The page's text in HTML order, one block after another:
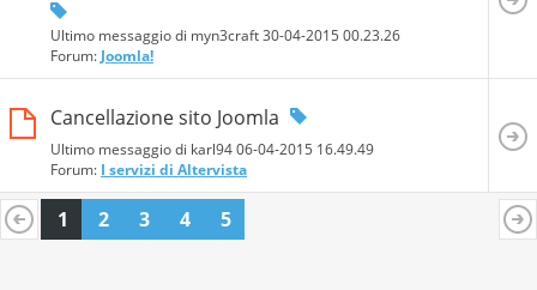
Ultimo messaggio di myn3craft 30-04-2015 00.23.26
Forum: Joomla!
Cancellazione sito Joomla
Ultimo messaggio di karl94 06-04-2015 16.49.49
Forum: I servizi di Altervista
1 2 3 4 5